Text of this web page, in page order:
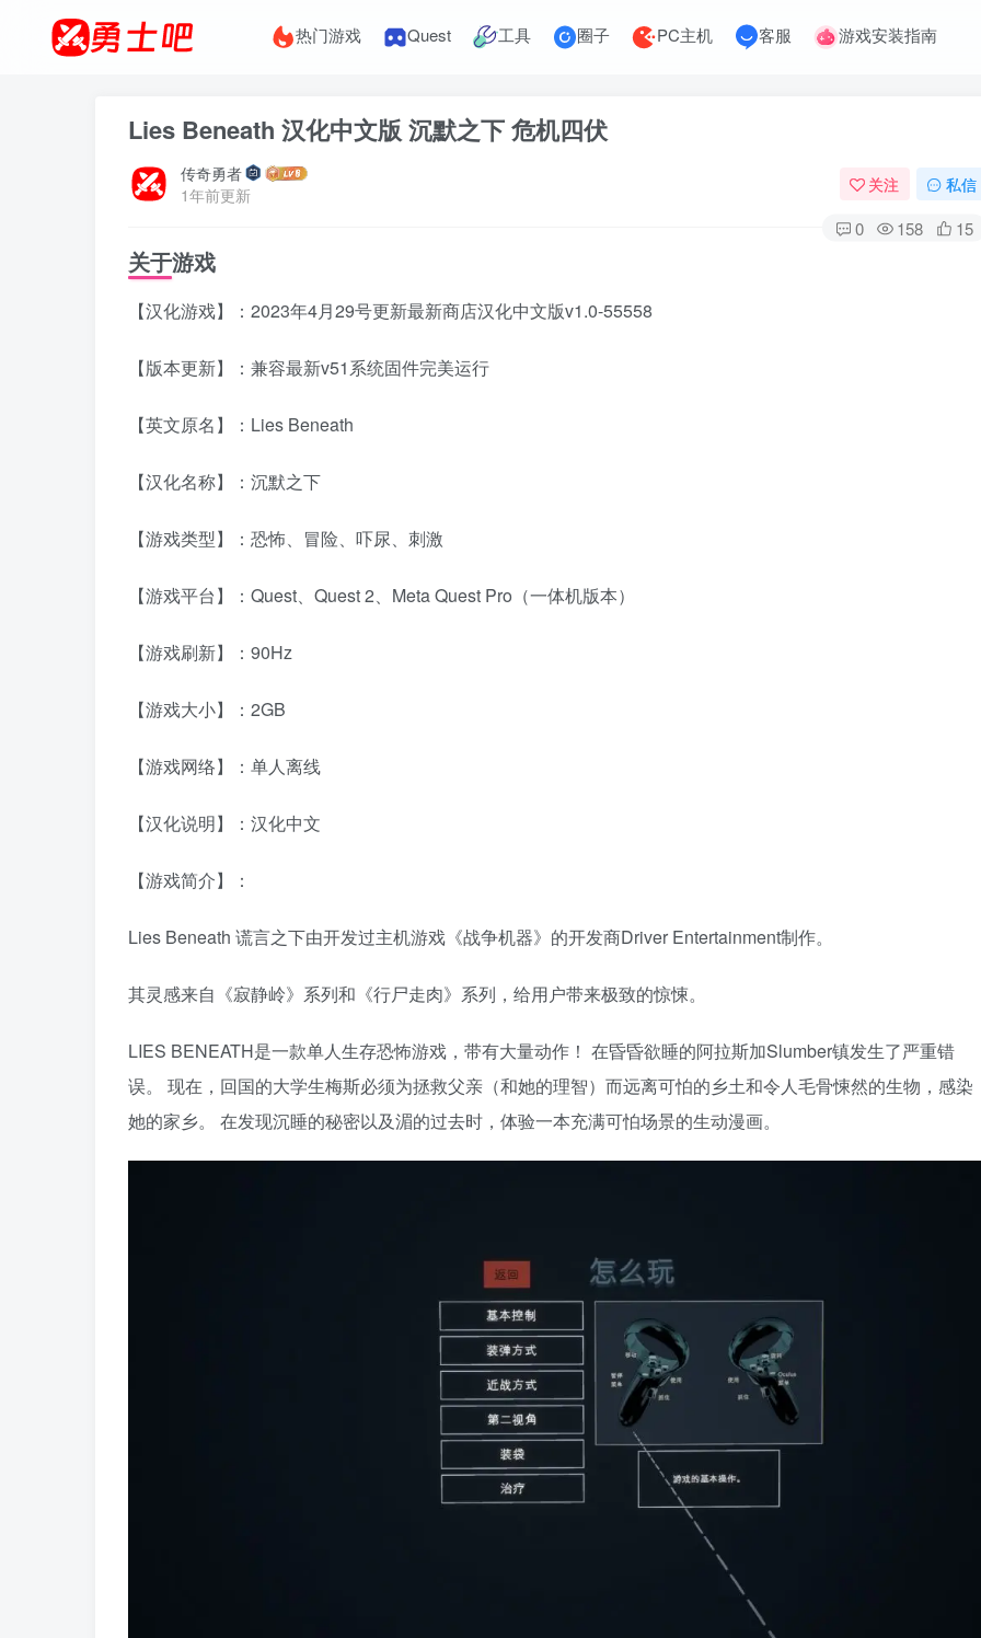
热门游戏 Quest 工具 圈子 PC主机 客服 游戏安装指南
Lies Beneath 汉化中文版 沉默之下 危机四伏
传奇勇者
1年前更新
关注 私信
0 158 15
关于游戏
【汉化游戏】：2023年4月29号更新最新商店汉化中文版v1.0-55558
【版本更新】：兼容最新v51系统固件完美运行
【英文原名】：Lies Beneath
【汉化名称】：沉默之下
【游戏类型】：恐怖、冒险、吓尿、刺激
【游戏平台】：Quest、Quest 2、Meta Quest Pro（一体机版本）
【游戏刷新】：90Hz
【游戏大小】：2GB
【游戏网络】：单人离线
【汉化说明】：汉化中文
【游戏简介】：
Lies Beneath 谎言之下由开发过主机游戏《战争机器》的开发商Driver Entertainment制作。
其灵感来自《寂静岭》系列和《行尸走肉》系列，给用户带来极致的惊悚。
LIES BENEATH是一款单人生存恐怖游戏，带有大量动作！ 在昏昏欲睡的阿拉斯加Slumber镇发生了严重错
误。 现在，回国的大学生梅斯必须为拯救父亲（和她的理智）而远离可怕的乡土和令人毛骨悚然的生物，感染
她的家乡。 在发现沉睡的秘密以及湄的过去时，体验一本充满可怕场景的生动漫画。